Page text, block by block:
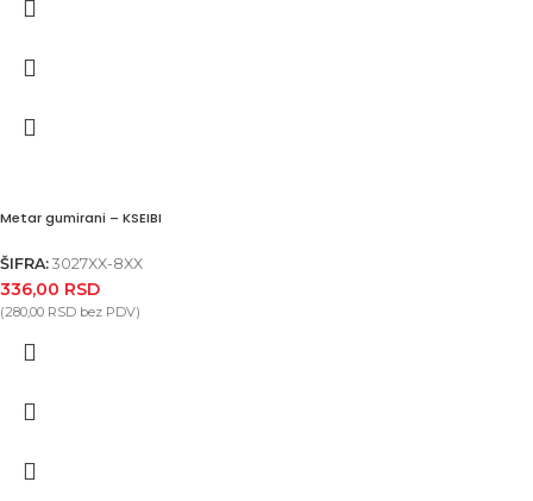
Metar gumirani – KSEIBI
ŠIFRA: 3027XX-8XX
336,00 RSD
(280,00 RSD bez PDV)